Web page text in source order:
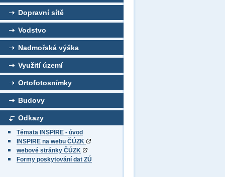
Dopravní sítě
Vodstvo
Nadmořská výška
Využití území
Ortofotosnímky
Budovy
Odkazy
Témata INSPIRE - úvod
INSPIRE na webu ČÚZK
webové stránky ČÚZK
Formy poskytování dat ZÚ